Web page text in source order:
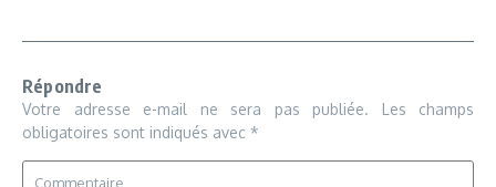
Répondre
Votre adresse e-mail ne sera pas publiée.
Les champs
obligatoires sont indiqués avec *